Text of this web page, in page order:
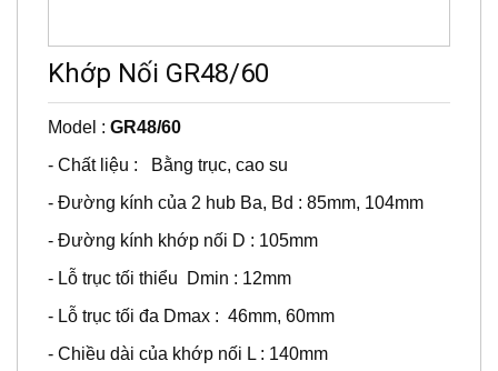
Khớp Nối GR48/60
Model : GR48/60
- Chất liệu : Bằng trục, cao su
- Đường kính của 2 hub Ba, Bd : 85mm, 104mm
- Đường kính khớp nối D : 105mm
- Lỗ trục tối thiểu Dmin : 12mm
- Lỗ trục tối đa Dmax : 46mm, 60mm
- Chiều dài của khớp nối L : 140mm